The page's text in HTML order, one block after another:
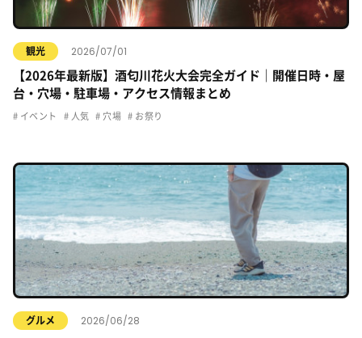
観光 2026/07/01
【2026年最新版】酒匂川花火大会完全ガイド｜開催日時・屋
台・穴場・駐車場・アクセス情報まとめ
イベント 人気 穴場 お祭り
グルメ 2026/06/28